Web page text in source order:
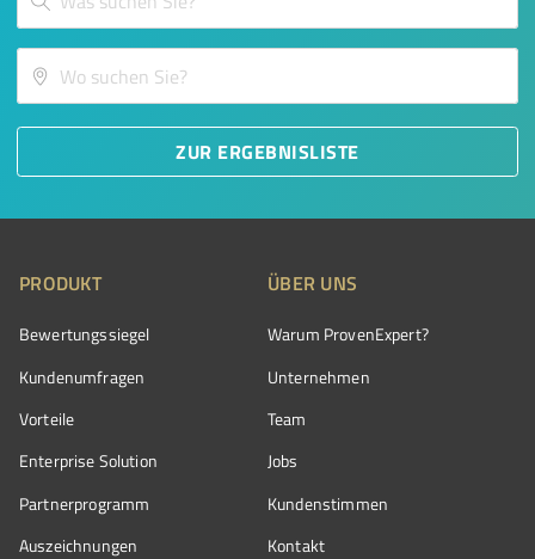
ZUR ERGEBNISLISTE
PRODUKT
Bewertungssiegel
Kundenumfragen
Vorteile
Enterprise Solution
Partnerprogramm
Auszeichnungen
ÜBER UNS
Warum ProvenExpert?
Unternehmen
Team
Jobs
Kundenstimmen
Kontakt